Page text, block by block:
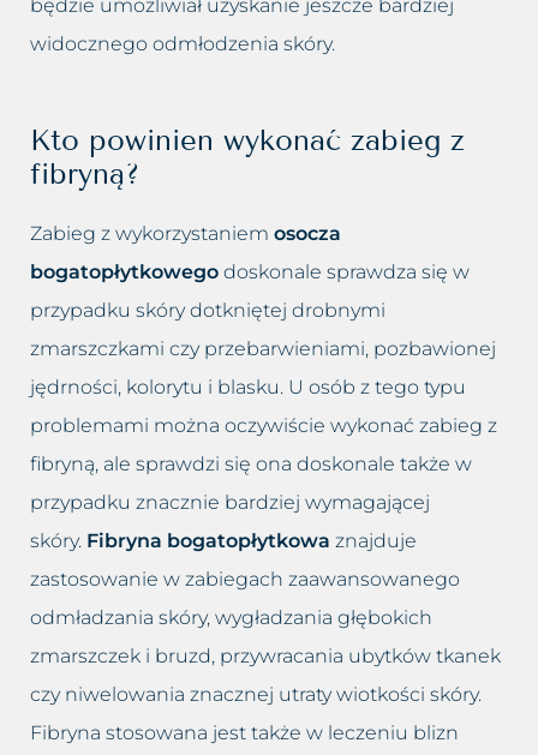
będzie umożliwiał uzyskanie jeszcze bardziej
widocznego odmłodzenia skóry.
Kto powinien wykonać zabieg z
fibryną?
Zabieg z wykorzystaniem osocza
bogatopłytkowego doskonale sprawdza się w
przypadku skóry dotkniętej drobnymi
zmarszczkami czy przebarwieniami, pozbawionej
jędrności, kolorytu i blasku. U osób z tego typu
problemami można oczywiście wykonać zabieg z
fibryną, ale sprawdzi się ona doskonale także w
przypadku znacznie bardziej wymagającej
skóry. Fibryna bogatopłytkowa znajduje
zastosowanie w zabiegach zaawansowanego
odmładzania skóry, wygładzania głębokich
zmarszczek i bruzd, przywracania ubytków tkanek
czy niwelowania znacznej utraty wiotkości skóry.
Fibryna stosowana jest także w leczeniu blizn